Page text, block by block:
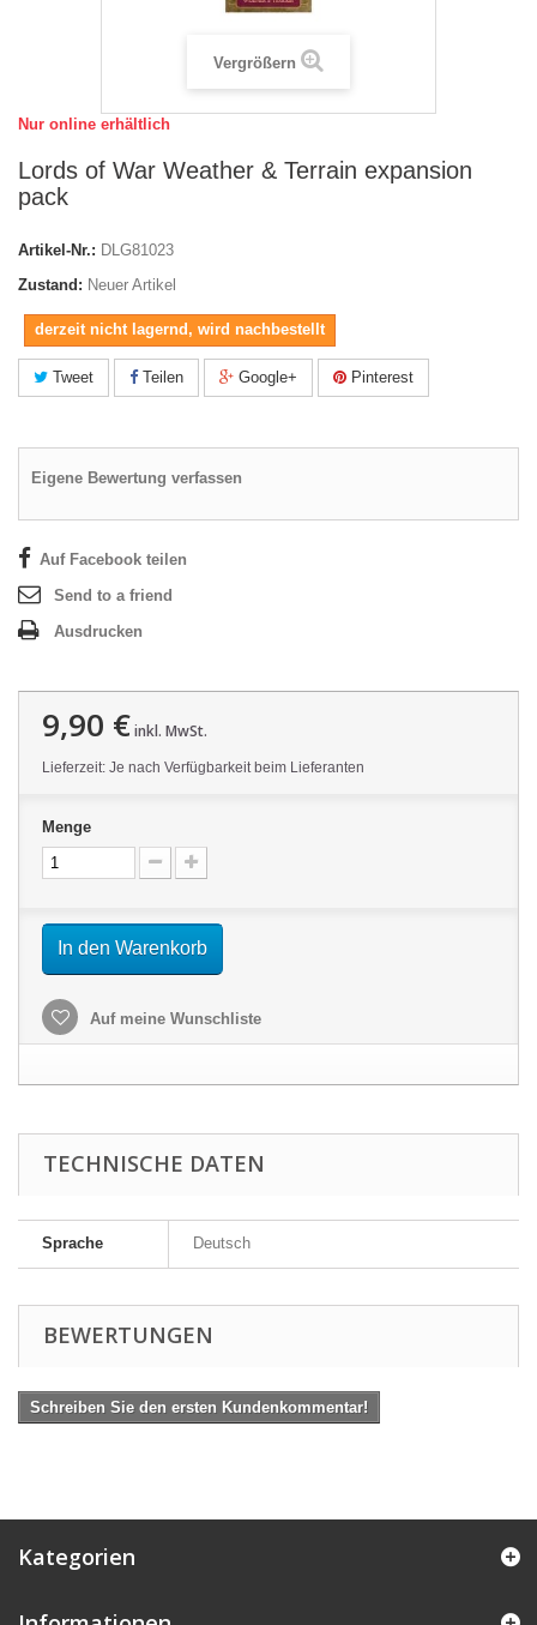
Vergrößern
Nur online erhältlich
Lords of War Weather & Terrain expansion
pack
Artikel-Nr.: DLG81023
Zustand: Neuer Artikel
derzeit nicht lagernd, wird nachbestellt
Tweet Teilen Google+ Pinterest
Eigene Bewertung verfassen
Auf Facebook teilen
Send to a friend
Ausdrucken
9,90 €inkl. MwSt.
Lieferzeit: Je nach Verfügbarkeit beim Lieferanten
Menge
In den Warenkorb
Auf meine Wunschliste
TECHNISCHE DATEN
Sprache Deutsch
BEWERTUNGEN
Schreiben Sie den ersten Kundenkommentar!
Kategorien